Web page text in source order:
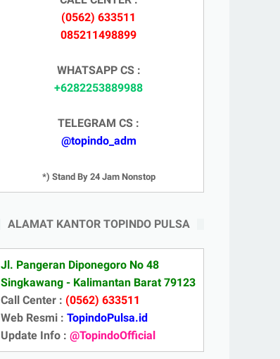
(0562) 633511
085211498899
WHATSAPP CS :
+6282253889988
TELEGRAM CS :
@topindo_adm
*) Stand By 24 Jam Nonstop
ALAMAT KANTOR TOPINDO PULSA
Jl. Pangeran Diponegoro No 48
Singkawang - Kalimantan Barat 79123
Call Center : (0562) 633511
Web Resmi : TopindoPulsa.id
Update Info : @TopindoOfficial